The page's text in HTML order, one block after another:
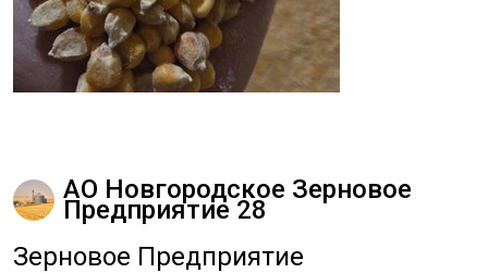
АО Новгородское Зерновое
Предприятие 28
Зерновое Предприятие